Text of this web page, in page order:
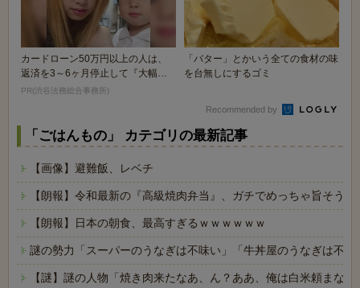
カードローン50万円以上の人は、
返済を3～6ヶ月停止して『大幅に
減額してから返済...
PR(渋谷法務総合事務所)
「バター」とかいう全ての食材の味
を台無しにするゴミ
Recommended by
「ごはんもの」 カテゴリの最新記事
【画像】避難飯、レベチ
【朗報】令和最新の『高級焼肉弁当』、ガチでめっちゃ旨そう
【朗報】日本の朝食、最高すぎるｗｗｗｗｗｗ
謎の勢力「スーパーのうなぎは不味い」「牛丼屋のうなぎは不味
【謎】謎の人物「焼き肉来たなあ、ん？ああ、俺は白米頼まな